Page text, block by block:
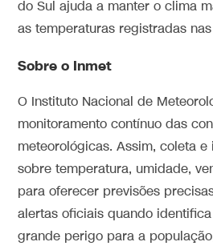
do Sul ajuda a manter o clima
as temperaturas registradas
Sobre o Inmet
O Instituto Nacional de
monitoramento contínuo das
meteorológicas. Assim, coleta
sobre temperatura, umidade,
para oferecer previsões
alertas oficiais quando
grande perigo para a